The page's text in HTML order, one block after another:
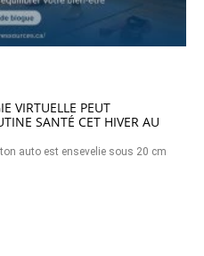
VIRTUELLE PEUT
SANTÉ CET HIVER AU
auto est ensevelie sous 20 cm